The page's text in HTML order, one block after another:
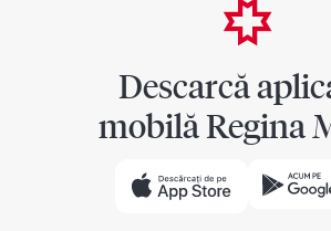
Descarcă
mobilă Regina